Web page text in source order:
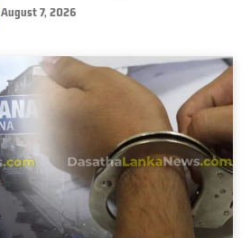
August 7, 2026